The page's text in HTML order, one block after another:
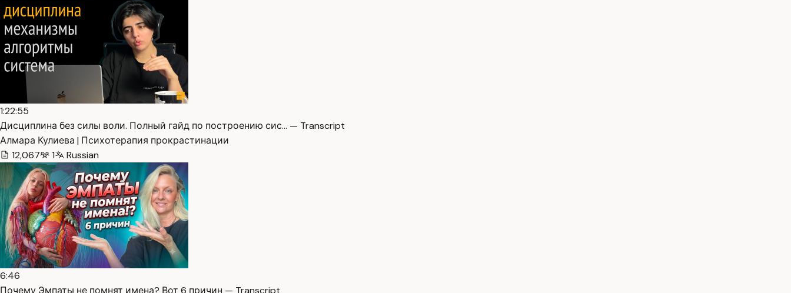
1:22:55
Дисциплина без силы воли. Полный гайд по построению сис… — Transcript
Алмара Кулиева | Психотерапия прокрастинации
12,067
1 Russian
6:46
Почему Эмпаты не помнят имена? Вот 6 причин — Transcript